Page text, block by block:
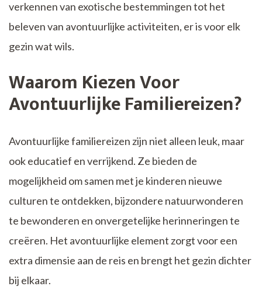
verkennen van exotische bestemmingen tot het
beleven van avontuurlijke activiteiten, er is voor elk
gezin wat wils.
Waarom Kiezen Voor
Avontuurlijke Familiereizen?
Avontuurlijke familiereizen zijn niet alleen leuk, maar
ook educatief en verrijkend. Ze bieden de
mogelijkheid om samen met je kinderen nieuwe
culturen te ontdekken, bijzondere natuurwonderen
te bewonderen en onvergetelijke herinneringen te
creëren. Het avontuurlijke element zorgt voor een
extra dimensie aan de reis en brengt het gezin dichter
bij elkaar.